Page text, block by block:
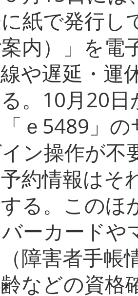
紙で発行し
内）」を電
や遅延・運
。10月20
ｅ5489」
ン操作が不
約情報はそ
る。このほ
ーカードや
障害者手帳
などの資格